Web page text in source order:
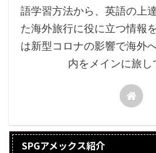
語学習方法から、英語の上
た海外旅行に役に立つ情報
は新型コロナの影響で海外
内をメインに旅し
SPGアメックス紹介